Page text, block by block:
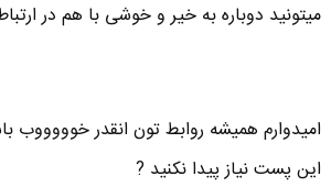
میتونید دوباره به خیر و خوشی با هم در
امیدوارم همیشه روابط تون انقدر خوووووب
این پست نیاز پیدا نکنید ?